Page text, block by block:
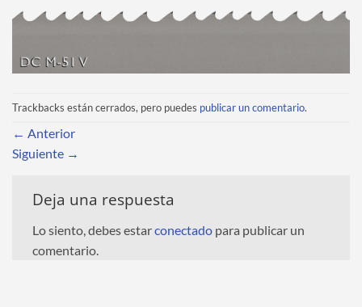
Trackbacks están cerrados, pero puedes publicar un comentario.
← Anterior
Siguiente →
Deja una respuesta
Lo siento, debes estarconectado para publicar un
comentario.